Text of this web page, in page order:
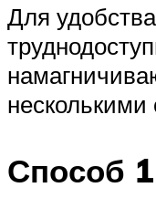
Для
Способ 1